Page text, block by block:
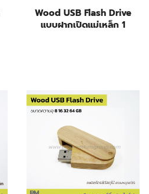
Wood USB Flash Drive
แบบฝากเปิดแม่เหล็ก 1